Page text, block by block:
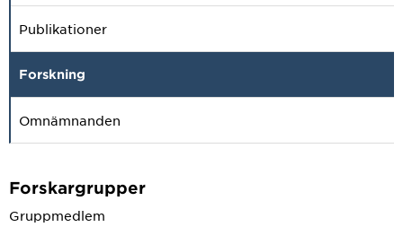
Publikationer
Forskning
Omnämnanden
Forskargrupper
Gruppmedlem